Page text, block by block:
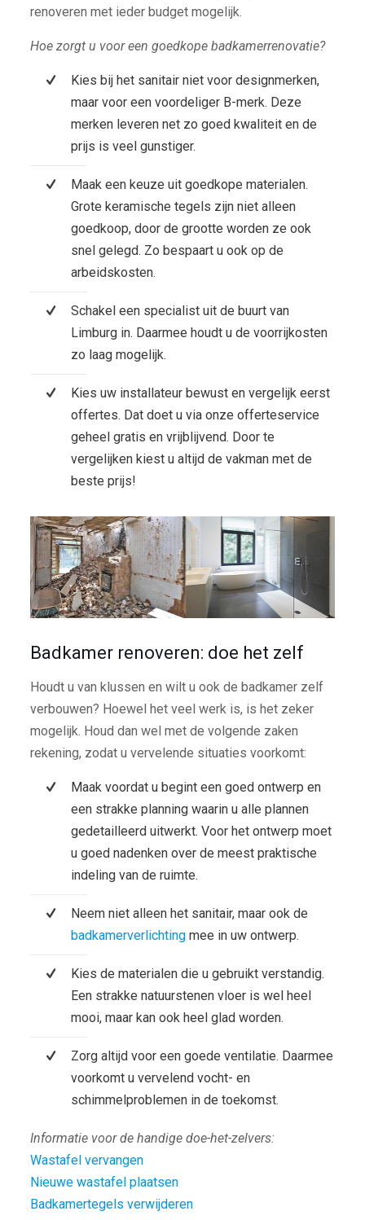
renoveren met ieder budget mogelijk.
Hoe zorgt u voor een goedkope badkamerrenovatie?
Kies bij het sanitair niet voor designmerken,
maar voor een voordeliger B-merk. Deze
merken leveren net zo goed kwaliteit en de
prijs is veel gunstiger.
Maak een keuze uit goedkope materialen.
Grote keramische tegels zijn niet alleen
goedkoop, door de grootte worden ze ook
snel gelegd. Zo bespaart u ook op de
arbeidskosten.
Schakel een specialist uit de buurt van
Limburg in. Daarmee houdt u de voorrijkosten
zo laag mogelijk.
Kies uw installateur bewust en vergelijk eerst
offertes. Dat doet u via onze offerteservice
geheel gratis en vrijblijvend. Door te
vergelijken kiest u altijd de vakman met de
beste prijs!
Badkamer renoveren: doe het zelf
Houdt u van klussen en wilt u ook de badkamer zelf
verbouwen? Hoewel het veel werk is, is het zeker
mogelijk. Houd dan wel met de volgende zaken
rekening, zodat u vervelende situaties voorkomt:
Maak voordat u begint een goed ontwerp en
een strakke planning waarin u alle plannen
gedetailleerd uitwerkt. Voor het ontwerp moet
u goed nadenken over de meest praktische
indeling van de ruimte.
Neem niet alleen het sanitair, maar ook de
badkamerverlichtingmee in uw ontwerp.
Kies de materialen die u gebruikt verstandig.
Een strakke natuurstenen vloer is wel heel
mooi, maar kan ook heel glad worden.
Zorg altijd voor een goede ventilatie. Daarmee
voorkomt u vervelend vocht- en
schimmelproblemen in de toekomst.
Informatie voor de handige doe-het-zelvers:
Wastafel vervangen
Nieuwe wastafel plaatsen
Badkamertegels verwijderen